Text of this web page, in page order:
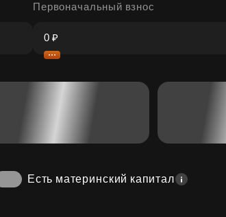
Первоначальный взнос
Есть материнский капитал